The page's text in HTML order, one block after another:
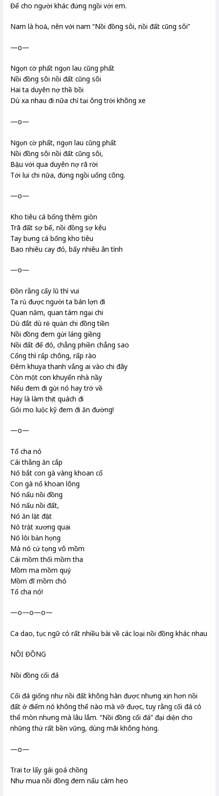
Để cho người khác đứng ngồi với em.
Nam là hoả, nên với nam “Nồi đồng sôi, nồi đất cũng sôi”
—o—
Ngọn cờ phất ngọn lau cũng phất
Nồi đồng sôi nồi đất cũng sôi
Hai ta duyên nợ thề bồi
Dù xa nhau đi nữa chỉ tại ông trời không xe
—o—
Ngọn cờ phất, ngọn lau cũng phất
Nồi đồng sôi nồi đất cũng sôi,
Bậu với qua duyên nợ rã rời
Tới lui chi nữa, đứng ngồi uổng công.
—o—
Kho tiêu cá bống thêm giòn
Trã đất sợ bể, nồi đồng sợ kêu
Tay bưng cá bống kho tiêu
Bao nhiêu cay đó, bấy nhiêu ân tình
—o—
Đồn rằng cấy lũ thì vui
Ta rủ được người ta bán lợn đi
Quan năm, quan tám ngại chi
Dù đắt dù rẻ quản chi đồng tiền
Nồi đồng đem gửi láng giềng
Nồi đất để đó, chẳng phiền chẳng sao
Cổng thì rấp chông, rấp rào
Đêm khuya thanh vắng ai vào chi đây
Còn một con khuyển nhà nầy
Nếu đem đi gửi nó hay trở về
Hay là làm thịt quách đi
Gói mo luộc kỹ đem đi ăn đường!
—o—
Tổ cha nó
Cái thằng ăn cắp
Nó bắt con gà vàng khoan cổ
Con gà nổ khoan lông
Nó nấu nồi đồng
Nó nấu nồi đất,
Nó ăn lật đật
Nó trật xương quai
Nó lòi bản họng
Mà nó cứ tọng vô mồm
Cái mồm thối mồm tha
Mồm ma mồm quỷ
Mồm đĩ mồm chó
Tổ cha nó!
—o—o—o—
Ca dao, tục ngữ có rất nhiều bài về các loại nồi đồng khác nhau
NỒI ĐỒNG
Nồi đồng cối đá
Cối đá giống như nồi đất không hàn được nhưng xịn hơn nồi
đất ở điểm nó không thể nào mà vỡ được, tuy rằng cối đá có
thể mòn nhưng mà lâu lắm. “Nồi đồng cối đá” đại diện cho
những thứ rất bền vững, dùng mãi không hỏng.
—o—
Trai tơ lấy gái goá chồng
Như mua nồi đồng đem nấu cám heo